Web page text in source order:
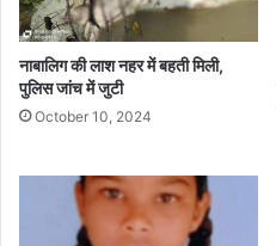
नाबालिग की लाश नहर में बहती मिली,
पुलिस जांच में जुटी
October 10, 2024